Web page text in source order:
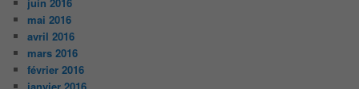
mai 2016
avril 2016
mars 2016
février 2016